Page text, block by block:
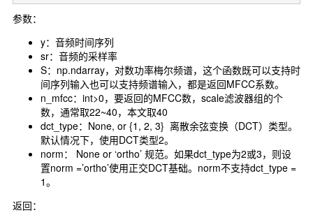
参数：
y：音频时间序列
sr：音频的采样率
S：np.ndarray，对数功率梅尔频谱，这个函数既可以支持时
间序列输入也可以支持频谱输入，都是返回MFCC系数。
n_mfcc：int>0，要返回的MFCC数，scale滤波器组的个
数，通常取22~40，本文取40
dct_type：None, or {1, 2, 3} 离散余弦变换（DCT）类型。
默认情况下，使用DCT类型2。
norm： None or ‘ortho’ 规范。如果dct_type为2或3，则设
置norm =’ortho’使用正交DCT基础。norm不支持dct_type =
1。
返回：